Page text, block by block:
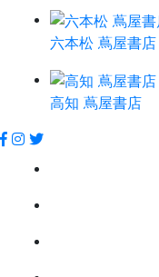
六本松 蔦屋書店
高知 蔦屋書店